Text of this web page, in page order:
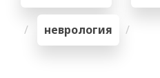
неврология